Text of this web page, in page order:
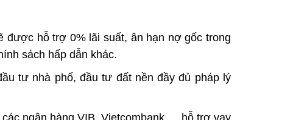
được hỗ trợ 0% lãi suất, ân hạn nợ gốc trong
sách hấp dẫn khác.
tư nhà phố, đầu tư đất nền đầy đủ pháp lý
ngân hàng VIB, Vietcombank,… hỗ trợ vay